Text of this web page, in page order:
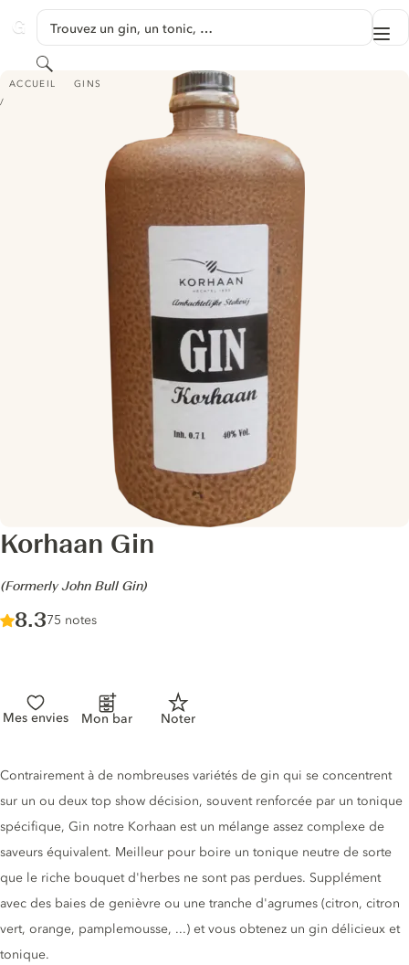
GINVENTORY
Trouvez un gin, un tonic, …
Rechercher
ACCUEIL GINS
KORHAAN GIN - (FORMERLY JOHN BULL GIN)
Korhaan Gin
-
(Formerly John Bull Gin)
Score :
8.3/ 10
75 notes
Mes envies Mon bar Noter
Description du gin
Contrairement à de nombreuses variétés de gin qui se concentrent
sur un ou deux top show décision, souvent renforcée par un tonique
spécifique, Gin notre Korhaan est un mélange assez complexe de
saveurs équivalent. Meilleur pour boire un tonique neutre de sorte
que le riche bouquet d'herbes ne sont pas perdues. Supplément
avec des baies de genièvre ou une tranche d'agrumes (citron, citron
vert, orange, pamplemousse, ...) et vous obtenez un gin délicieux et
tonique.